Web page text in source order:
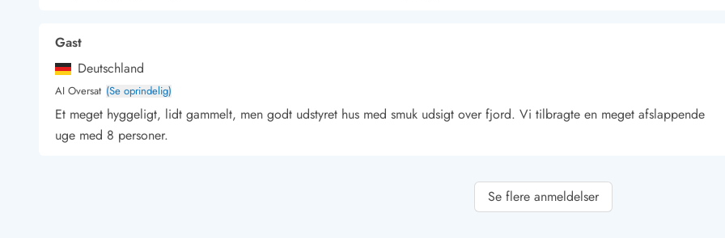
Kontakt, åbningstider og døgnvagt
Feriehusudlejning siden 1965
Bæredygtighed
Gæsterne siger
Gast
Deutschland
AI Oversat (Se oprindelig)
Et meget hyggeligt, lidt gammelt, men godt udstyret hus med smuk udsigt over fjord. Vi tilbragte en meget afslappende
uge med 8 personer.
Se flere anmeldelser